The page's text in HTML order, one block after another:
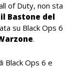
of Duty, non sta
il Bastone del
su Black Ops 6
.
Black Ops 6 e